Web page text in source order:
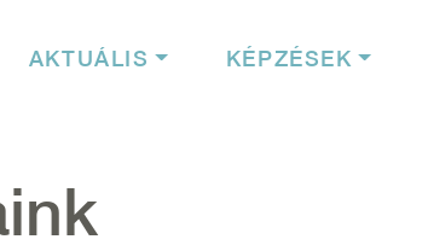
AKTUÁLIS KÉPZÉSEK